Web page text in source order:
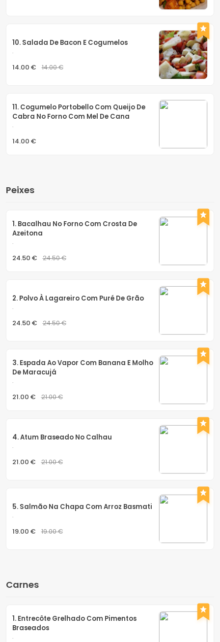
10. Salada De Bacon E Cogumelos
.
14.00 € 14.00 €
11. Cogumelo Portobello Com Queijo De
Cabra No Forno Com Mel De Cana
.
14.00 €
Peixes
1. Bacalhau No Forno Com Crosta De
Azeitona
.
24.50 € 24.50 €
2. Polvo À Lagareiro Com Puré De Grão
.
24.50 € 24.50 €
3. Espada Ao Vapor Com Banana E Molho
De Maracujá
.
21.00 € 21.00 €
4. Atum Braseado No Calhau
.
21.00 € 21.00 €
5. Salmão Na Chapa Com Arroz Basmati
.
19.00 € 19.00 €
Carnes
1. Entrecôte Grelhado Com Pimentos
Braseados
.